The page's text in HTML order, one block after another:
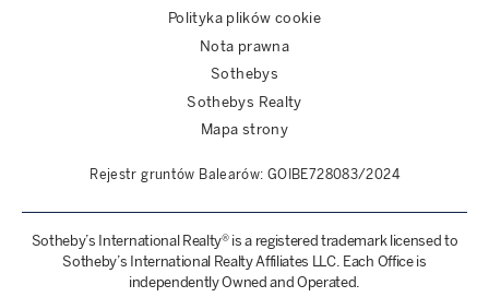
Polityka plików cookie
Nota prawna
Sothebys
Sothebys Realty
Mapa strony
Rejestr gruntów Balearów: GOIBE728083/2024
Sotheby’s International Realty® is a registered trademark licensed to
Sotheby’s International Realty Affiliates LLC. Each Office is
independently Owned and Operated.